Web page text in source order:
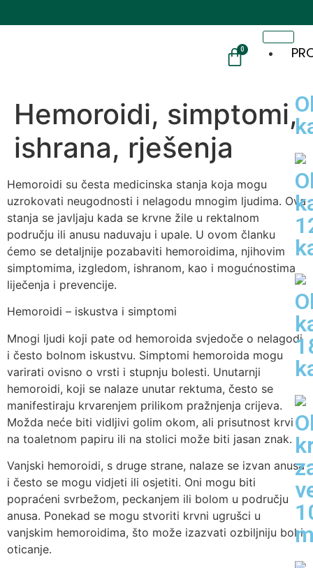
0
Hemoroidi, simptomi,
ishrana, rješenja
Hemoroidi su česta medicinska stanja koja mogu
uzrokovati neugodnosti i nelagodu mnogim ljudima. Ova
stanja se javljaju kada se krvne žile u rektalnom
području ili anusu naduvaju i upale. U ovom članku
ćemo se detaljnije pozabaviti hemoroidima, njihovim
simptomima, izgledom, ishranom, kao i mogućnostima
liječenja i prevencije.
Hemoroidi – iskustva i simptomi
Mnogi ljudi koji pate od hemoroida svjedoče o nelagodi
i često bolnom iskustvu. Simptomi hemoroida mogu
varirati ovisno o vrsti i stupnju bolesti. Unutarnji
hemoroidi, koji se nalaze unutar rektuma, često se
manifestiraju krvarenjem prilikom pražnjenja crijeva.
Možda neće biti vidljivi golim okom, ali prisutnost krvi
na toaletnom papiru ili na stolici može biti jasan znak.
Vanjski hemoroidi, s druge strane, nalaze se izvan anusa
i često se mogu vidjeti ili osjetiti. Oni mogu biti
popraćeni svrbežom, peckanjem ili bolom u području
anusa. Ponekad se mogu stvoriti krvni ugrušci u
vanjskim hemoroidima, što može izazvati ozbiljniju bol i
oticanje.